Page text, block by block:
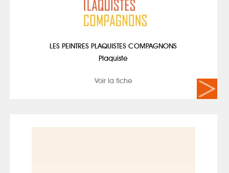
LES PEINTRES PLAQUISTES COMPAGNONS
Plaquiste
Voir la fiche